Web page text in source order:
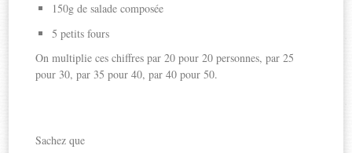
150g de salade composée
5 petits fours
On multiplie ces chiffres par 20 pour 20 personnes, par 25
pour 30, par 35 pour 40, par 40 pour 50.
Sachez que